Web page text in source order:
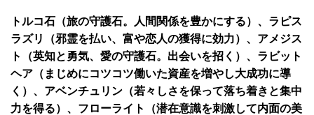
トルコ石（旅の守護石。人間関係を豊かにする）、ラピス
ラズリ（邪霊を払い、富や恋人の獲得に効力）、アメジス
ト（英知と勇気、愛の守護石。出会いを招く）、ラビット
ヘア（まじめにコツコツ働いた資産を増やし大成功に導
く）、アベンチュリン（若々しさを保って落ち着きと集中
力を得る）、フローライト（潜在意識を刺激して内面の美